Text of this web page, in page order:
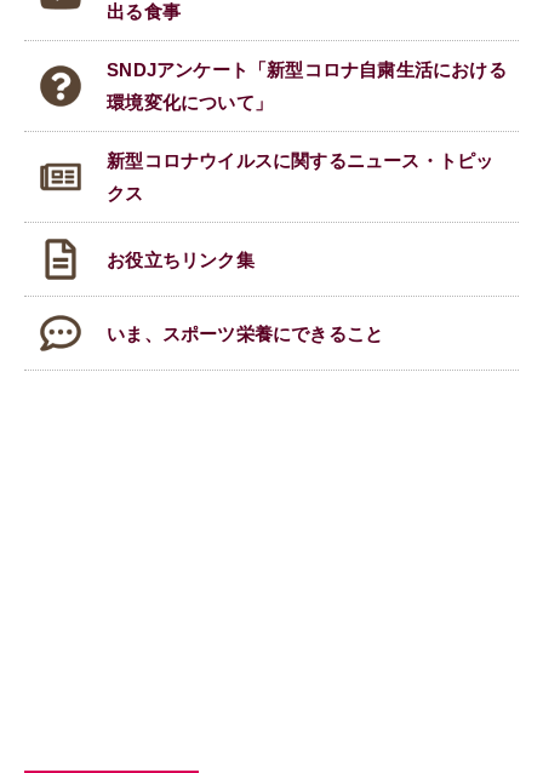
出る食事
SNDJアンケート「新型コロナ自粛生活における
環境変化について」
新型コロナウイルスに関するニュース・トピッ
クス
お役立ちリンク集
いま、スポーツ栄養にできること